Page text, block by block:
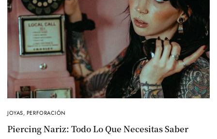
JOYAS, PERFORACIÓN
Piercing Nariz: Todo Lo Que Necesitas Saber